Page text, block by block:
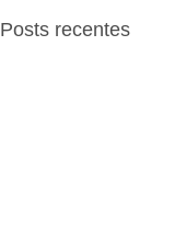
Posts recentes